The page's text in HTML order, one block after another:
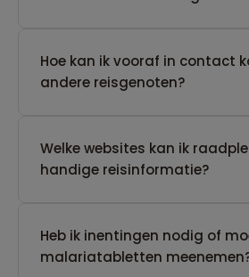
Hoe kan ik vooraf in contact
andere reisgenoten?
Welke websites kan ik
handige reisinformatie?
Heb ik inentingen nodig of
malariatabletten